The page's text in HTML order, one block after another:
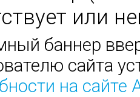
или
баннер
сайта
на сайте